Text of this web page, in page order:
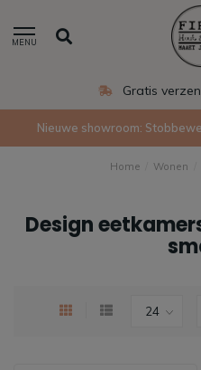
MENU
Eigen
Nieuwe showroom:
Home Wonen
Design